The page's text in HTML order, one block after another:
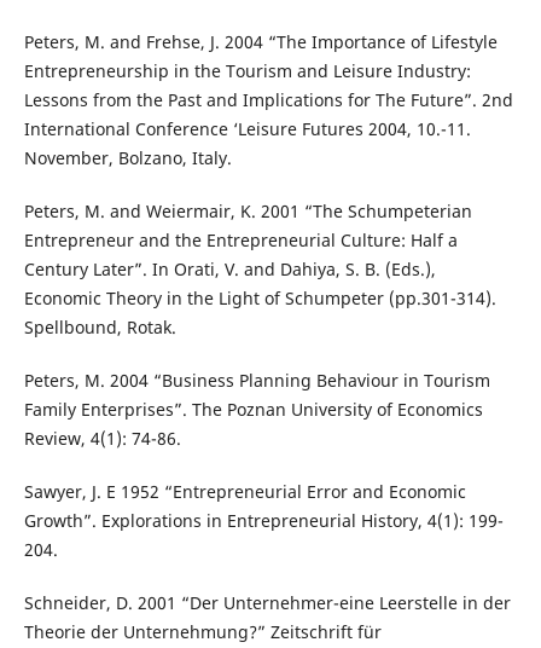
Peters, M. and Frehse, J. 2004 “The Importance of Lifestyle
Entrepreneurship in the Tourism and Leisure Industry:
Lessons from the Past and Implications for The Future”. 2nd
International Conference ‘Leisure Futures 2004, 10.-11.
November, Bolzano, Italy.
Peters, M. and Weiermair, K. 2001 “The Schumpeterian
Entrepreneur and the Entrepreneurial Culture: Half a
Century Later”. In Orati, V. and Dahiya, S. B. (Eds.),
Economic Theory in the Light of Schumpeter (pp.301-314).
Spellbound, Rotak.
Peters, M. 2004 “Business Planning Behaviour in Tourism
Family Enterprises”. The Poznan University of Economics
Review, 4(1): 74-86.
Sawyer, J. E 1952 “Entrepreneurial Error and Economic
Growth”. Explorations in Entrepreneurial History, 4(1): 199-
204.
Schneider, D. 2001 “Der Unternehmer-eine Leerstelle in der
Theorie der Unternehmung?” Zeitschrift für